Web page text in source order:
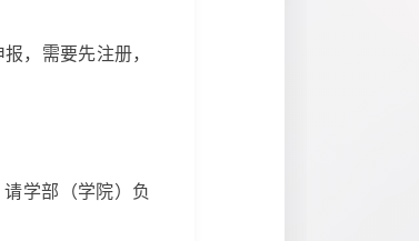
，需要先注册，
学部（学院）负